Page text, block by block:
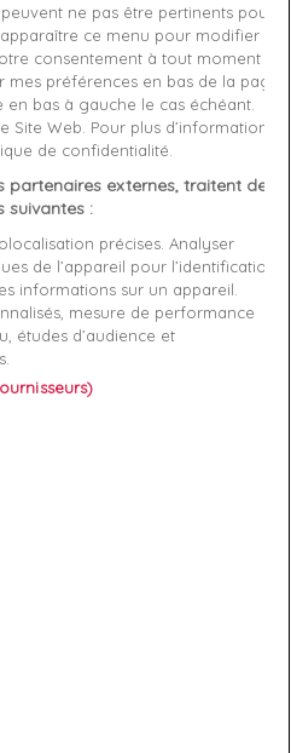
ne pas être pertinents pour
ce menu pour modifier
consentement à tout moment
préférences en bas de la page
bas à gauche le cas échéant.
Web. Pour plus d’informations,
de confidentialité.
externes, traitent des
suivantes :
précises. Analyser
de l’appareil pour l’identification.
informations sur un appareil.
mesure de performance
études d’audience et